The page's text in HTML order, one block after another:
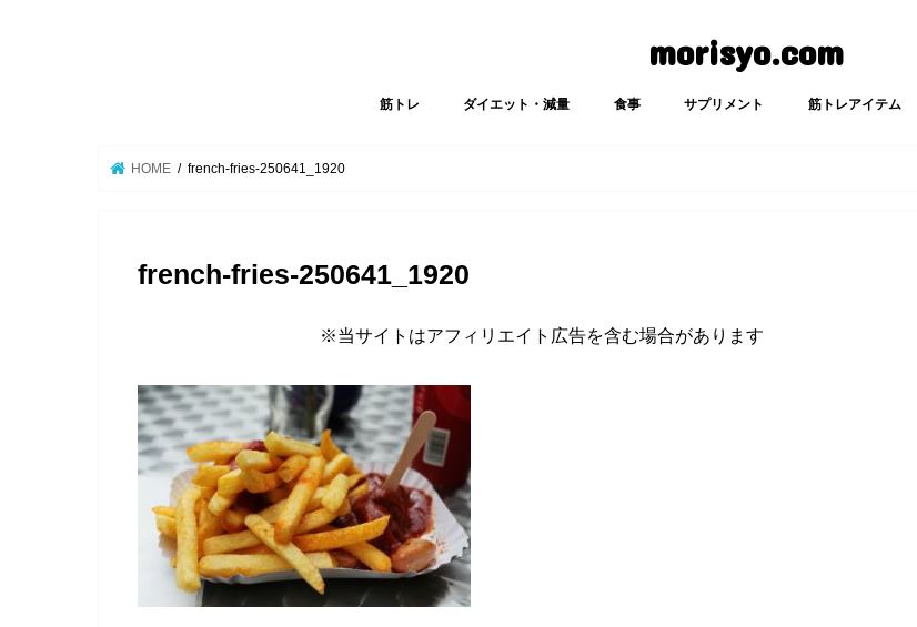
morisyo.com
筋トレ ダイエット・減量 食事 サプリメント 筋トレアイテム
HOME french-fries-250641_1920
french-fries-250641_1920
※当サイトはアフィリエイト広告を含む場合があります